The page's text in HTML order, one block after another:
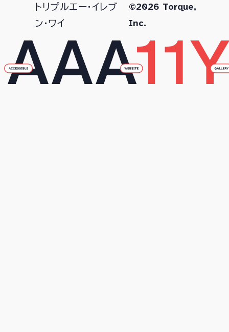
トリプルエー・イレブ
ン・ワイ
©2026 Torque,
Inc.